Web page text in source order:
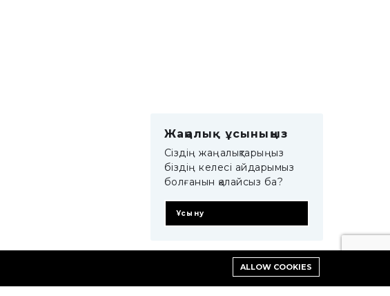
Жаңалық ұсыныңыз
Сіздің жаңалықтарыңыз
біздің келесі айдарымыз
болғанын қалайсыз ба?
Ұсыну
ALLOW COOKIES